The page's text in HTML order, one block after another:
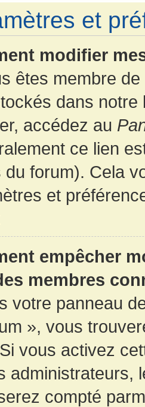
et
modifier
êtes membre
dans
accédez au
ce lien
du forum). Cela
et
empêcher
membres
votre panneau
», vous
vous activez
administrateurs,
compté